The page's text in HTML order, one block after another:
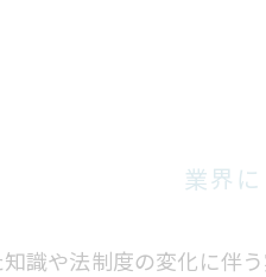
業界
識や法制度の変化に伴